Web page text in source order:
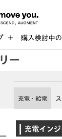
購入検討中
ー
充電・給電
充電イン